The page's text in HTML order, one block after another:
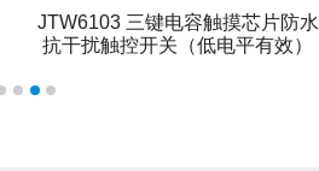
JTW6004 四键电容触摸芯片防水
抗干扰触控开关（高电平有效）